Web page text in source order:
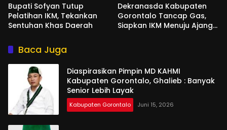
Bupati Sofyan Tutup
Pelatihan IKM, Tekankan
Sentuhan Khas Daerah
Dekranasda Kabupaten
Gorontalo Tancap Gas,
Siapkan IKM Menuju Ajang
Baca Juga
Diaspirasikan Pimpin MD KAHMI
Kabupaten Gorontalo, Ghalieb : Banyak
Senior Lebih Layak
Kabupaten Gorontalo Juni 15, 2026